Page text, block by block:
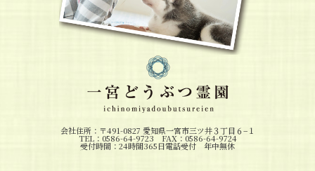
会社住所：〒491-0827 愛知県一宮市三ツ井３丁目６−１
TEL：0586-64-9723 FAX：0586-64-9724
受付時間：24時間365日電話受付 年中無休